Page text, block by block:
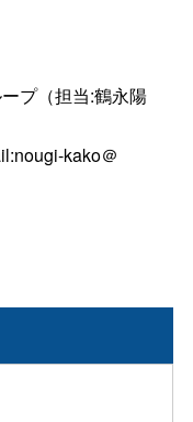
プ（担当:鶴永陽
kako＠